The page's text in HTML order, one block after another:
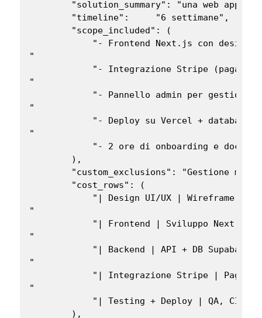
"solution_summary": "una web app
        "timeline":     "6 settimane",
        "scope_included": (
"- Frontend Next.js con design
"
"- Integrazione Stripe
"
"- Pannello admin per gestione
"
"- Deploy su Vercel + database
"
"- 2 ore di onboarding e
        ),
"custom_exclusions": "Gestione
        "cost_rows": (
"| Design UI/UX | Wireframe +
"
"| Frontend | Sviluppo Next.js
"
"| Backend | API + DB Supabase
"
"| Integrazione Stripe |
"
"| Testing + Deploy | QA, CI/
        ),